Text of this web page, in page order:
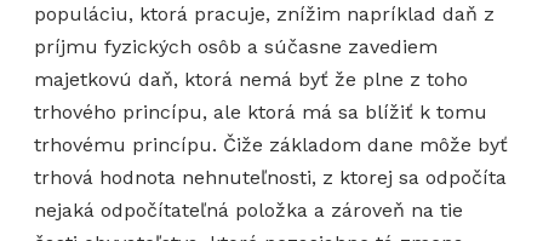
populáciu, ktorá pracuje, znížim napríklad daň z
príjmu fyzických osôb a súčasne zavediem
majetkovú daň, ktorá nemá byť že plne z toho
trhového princípu, ale ktorá má sa blížiť k tomu
trhovému princípu. Čiže základom dane môže byť
trhová hodnota nehnuteľnosti, z ktorej sa odpočíta
nejaká odpočítateľná položka a zároveň na tie